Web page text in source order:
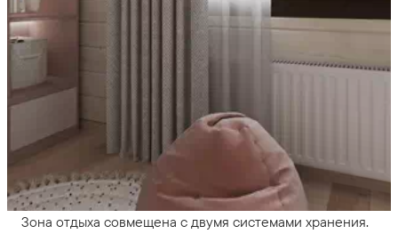
Зона отдыха совмещена с двумя системами хранения.